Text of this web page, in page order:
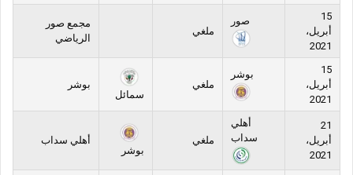
15
أبريل،
2021
صور
ملغي
مجمع صور
الرياضي
15
أبريل،
2021
بوشر
ملغي
سمائل
بوشر
21
أبريل،
2021
أهلي
سداب
ملغي
بوشر
أهلي سداب